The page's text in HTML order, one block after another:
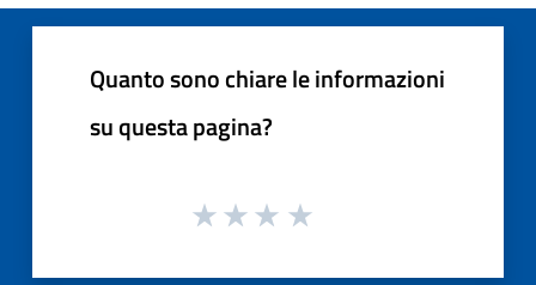
Quanto sono chiare le informazioni
su questa pagina?